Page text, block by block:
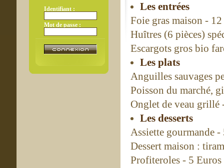
Identifiant :
Mot de passe :
Les entrées
Foie gras maison -
Huîtres (6 pièces)
Escargots gros bio
Les plats
Anguilles sauvages
Poisson du marché,
Onglet de veau grillé
Les desserts
Assiette gourmande -
Dessert maison :
Profiteroles - 5 Euros